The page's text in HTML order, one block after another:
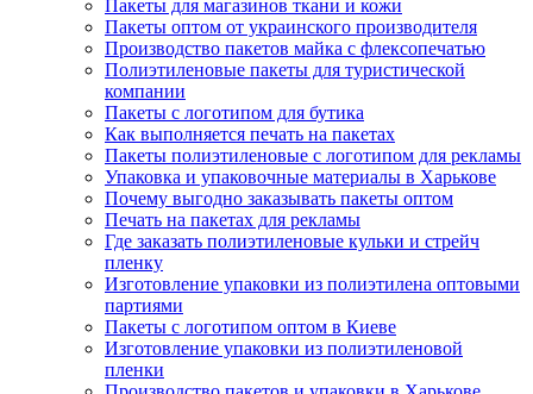
Пакеты для магазинов ткани и кожи
Пакеты оптом от украинского производителя
Производство пакетов майка с флексопечатью
Полиэтиленовые пакеты для туристической
компании
Пакеты с логотипом для бутика
Как выполняется печать на пакетах
Пакеты полиэтиленовые с логотипом для рекламы
Упаковка и упаковочные материалы в Харькове
Почему выгодно заказывать пакеты оптом
Печать на пакетах для рекламы
Где заказать полиэтиленовые кульки и стрейч
пленку
Изготовление упаковки из полиэтилена оптовыми
партиями
Пакеты с логотипом оптом в Киеве
Изготовление упаковки из полиэтиленовой
пленки